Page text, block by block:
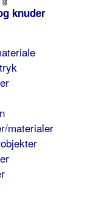
knuder
materialer